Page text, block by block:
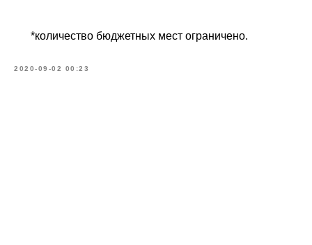
*количество бюджетных мест ограничено.
2020-09-02 00:23